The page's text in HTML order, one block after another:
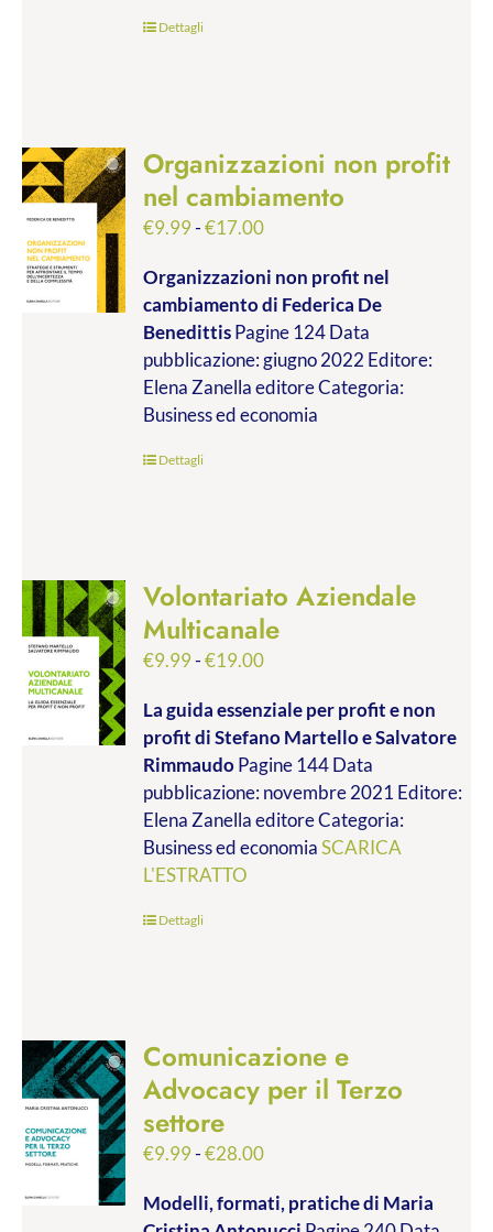
Dettagli
Organizzazioni non profit
nel cambiamento
€9.99-€17.00Fascia
prezzo:
da
€9.99
a
€17.00
Organizzazioni non profit nel
cambiamentodi Federica De
BenedittisPagine 124 Data
pubblicazione: giugno 2022 Editore:
Elena Zanella editore Categoria:
Business ed economia
Dettagli
Volontariato Aziendale
Multicanale
€9.99-€19.00Fascia
prezzo:
da
€9.99
a
€19.00
La guida essenziale per profit e non
profitdi Stefano Martello e Salvatore
RimmaudoPagine 144 Data
pubblicazione: novembre 2021 Editore:
Elena Zanella editore Categoria:
Business ed economiaSCARICA
L'ESTRATTO
Dettagli
Comunicazione e
Advocacy per il Terzo
settore
€9.99-€28.00Fascia
prezzo:
Modelli, formati, pratichedi Maria